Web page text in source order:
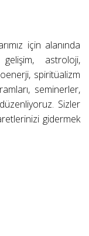
için alanında
astroloji,
spiritüalizm
seminerler,
Sizler
gidermek